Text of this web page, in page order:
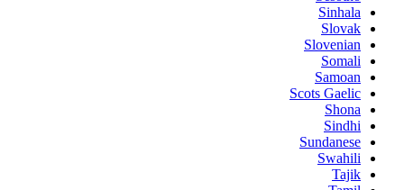
Sinhala
Slovak
Slovenian
Somali
Samoan
Scots Gaelic
Shona
Sindhi
Sundanese
Swahili
Tajik